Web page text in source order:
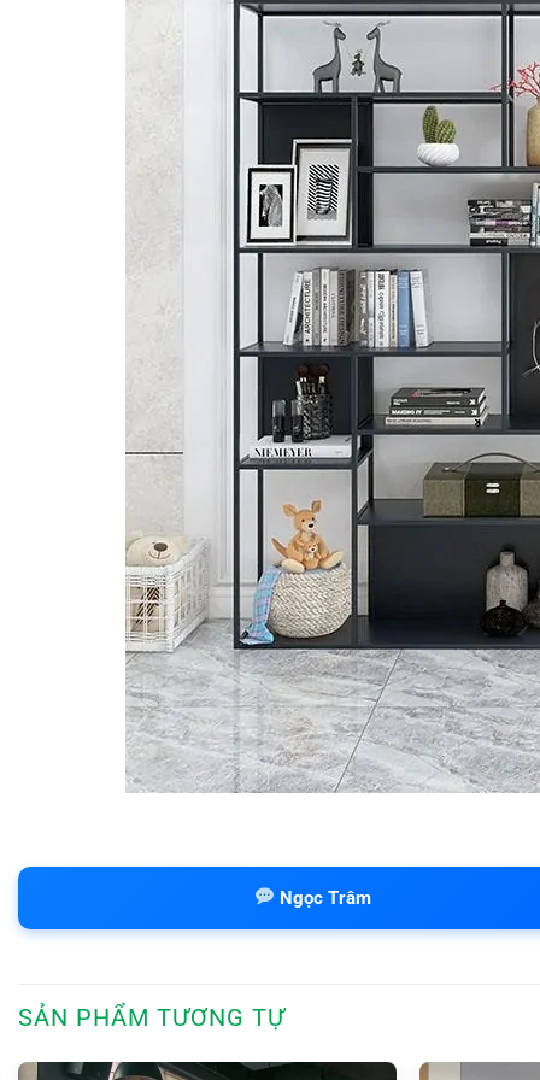
Ngọc Trâm
SẢN PHẨM TƯƠNG TỰ